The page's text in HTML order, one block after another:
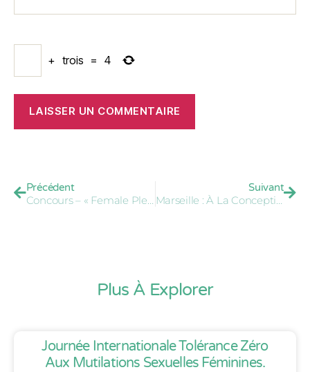
+ trois = 4
Précédent Suivant
Plus À Explorer
Journée Internationale Tolérance Zéro
Aux Mutilations Sexuelles Féminines.